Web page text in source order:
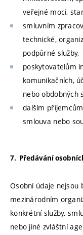
veřejné moci,
smluvním
technické,
podpůrné služby,
poskytovatelům
komunikačních,
nebo obdobných
dalším
smlouva nebo
7. Předávání
Osobní údaje nejsou
mezinárodním
konkrétní služby,
nebo jiné zvláštní